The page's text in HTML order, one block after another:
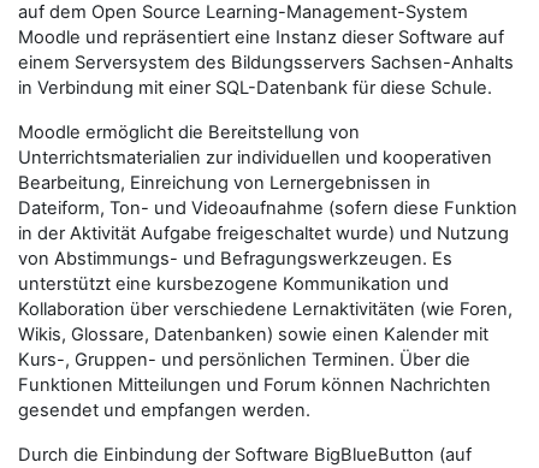
auf dem Open Source Learning-Management-System
Moodle und repräsentiert eine Instanz dieser Software auf
einem Serversystem des Bildungsservers Sachsen-Anhalts
in Verbindung mit einer SQL-Datenbank für diese Schule.
Moodle ermöglicht die Bereitstellung von
Unterrichtsmaterialien zur individuellen und kooperativen
Bearbeitung, Einreichung von Lernergebnissen in
Dateiform, Ton- und Videoaufnahme (sofern diese Funktion
in der Aktivität Aufgabe freigeschaltet wurde) und Nutzung
von Abstimmungs- und Befragungswerkzeugen. Es
unterstützt eine kursbezogene Kommunikation und
Kollaboration über verschiedene Lernaktivitäten (wie Foren,
Wikis, Glossare, Datenbanken) sowie einen Kalender mit
Kurs-, Gruppen- und persönlichen Terminen. Über die
Funktionen Mitteilungen und Forum können Nachrichten
gesendet und empfangen werden.
Durch die Einbindung der Software BigBlueButton (auf